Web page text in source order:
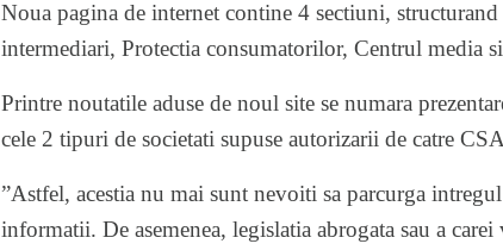
Noua pagina de internet contine 4 sectiuni,
intermediari, Protectia consumatorilor, Centrul media
Printre noutatile aduse de noul site se numara
cele 2 tipuri de societati supuse autorizarii de catre
”Astfel, acestia nu mai sunt nevoiti sa parcurga
informatii. De asemenea, legislatia abrogata sau a